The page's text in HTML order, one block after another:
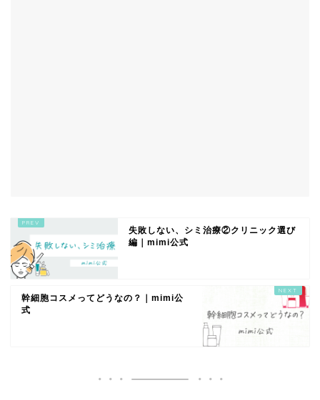
失敗しない、シミ治療②クリニック選び
編｜mimi公式
幹細胞コスメってどうなの？｜mimi公
式